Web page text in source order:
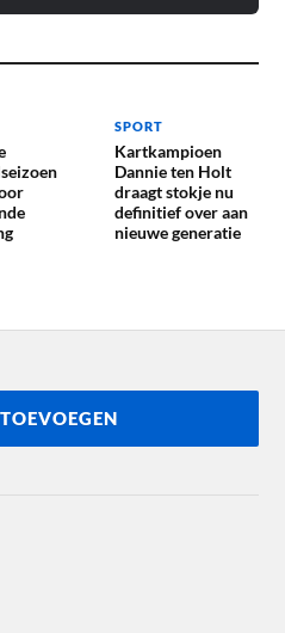
SPORT
Kartkampioen
Dannie ten Holt
draagt stokje nu
definitief over aan
nieuwe generatie